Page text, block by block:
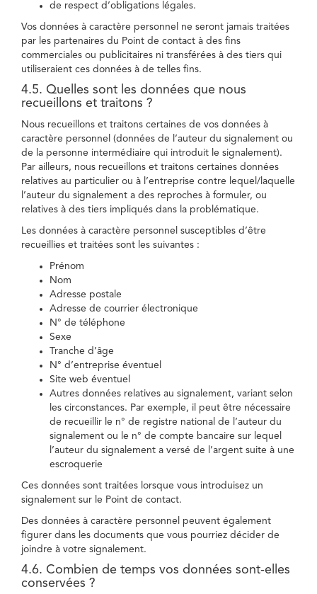
de respect d’obligations légales.
Vos données à caractère personnel ne seront jamais traitées
par les partenaires du Point de contact à des fins
commerciales ou publicitaires ni transférées à des tiers qui
utiliseraient ces données à de telles fins.
4.5. Quelles sont les données que nous
recueillons et traitons ?
Nous recueillons et traitons certaines de vos données à
caractère personnel (données de l’auteur du signalement ou
de la personne intermédiaire qui introduit le signalement).
Par ailleurs, nous recueillons et traitons certaines données
relatives au particulier ou à l’entreprise contre lequel/laquelle
l’auteur du signalement a des reproches à formuler, ou
relatives à des tiers impliqués dans la problématique.
Les données à caractère personnel susceptibles d’être
recueillies et traitées sont les suivantes :
Prénom
Nom
Adresse postale
Adresse de courrier électronique
N° de téléphone
Sexe
Tranche d’âge
N° d’entreprise éventuel
Site web éventuel
Autres données relatives au signalement, variant selon
les circonstances. Par exemple, il peut être nécessaire
de recueillir le n° de registre national de l’auteur du
signalement ou le n° de compte bancaire sur lequel
l’auteur du signalement a versé de l’argent suite à une
escroquerie
Ces données sont traitées lorsque vous introduisez un
signalement sur le Point de contact.
Des données à caractère personnel peuvent également
figurer dans les documents que vous pourriez décider de
joindre à votre signalement.
4.6. Combien de temps vos données sont-elles
conservées ?